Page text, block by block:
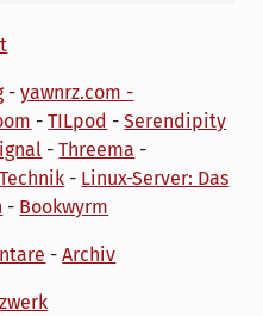
-yawnrz.com -
-TILpod -Serendipity
-Threema -
Technik - Linux-Server: Das
- Bookwyrm
-Archiv